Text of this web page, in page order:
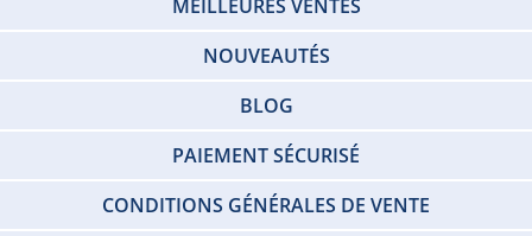
MEILLEURES VENTES
NOUVEAUTÉS
BLOG
PAIEMENT SÉCURISÉ
CONDITIONS GÉNÉRALES DE VENTE